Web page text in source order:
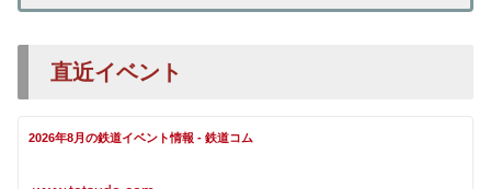
直近イベント
2026年8月の鉄道イベント情報 - 鉄道コム